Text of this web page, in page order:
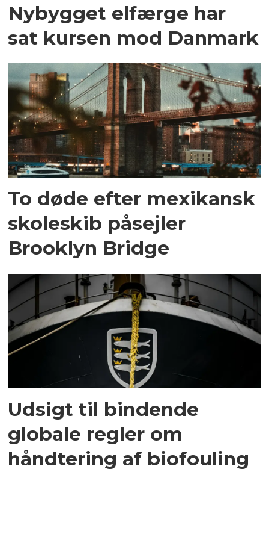
Nybygget elfærge har
sat kursen mod Danmark
To døde efter mexikansk
skoleskib påsejler
Brooklyn Bridge
Udsigt til bindende
globale regler om
håndtering af biofouling